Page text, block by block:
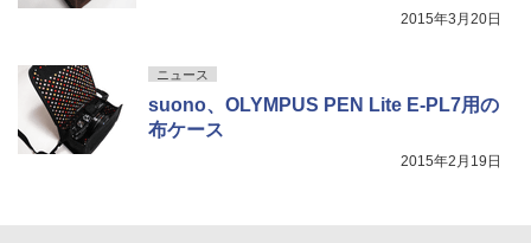
2015年3月20日
ニュース
suono、OLYMPUS PEN Lite E-PL7用の
布ケース
2015年2月19日